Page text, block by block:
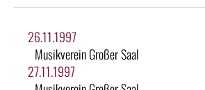
26.11.1997
Musikverein Großer Saal
27.11.1997